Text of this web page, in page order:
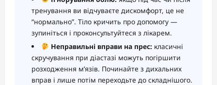
тренування ви відчуваєте дискомфорт, це не
“нормально”. Тіло кричить про допомогу —
зупиніться і проконсультуйтеся з лікарем.
Неправильні вправи на прес:класичні
скручування при діастазі можуть погіршити
розходження м’язів. Починайте з дихальних
вправ і лише потім переходьте до складнішого.